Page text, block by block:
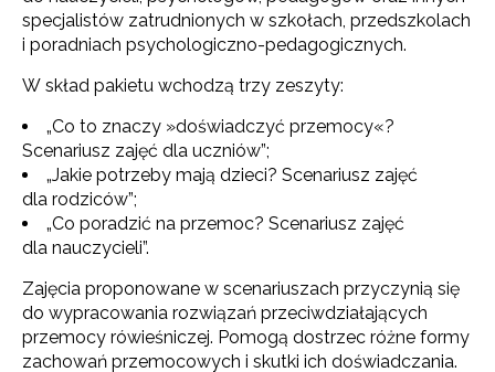
specjalistów zatrudnionych w szkołach, przedszkolach
i poradniach psychologiczno-pedagogicznych.
W skład pakietu wchodzą trzy zeszyty:
„Co to znaczy »doświadczyć przemocy«?
Scenariusz zajęć dla uczniów”;
„Jakie potrzeby mają dzieci? Scenariusz zajęć
dla rodziców”;
„Co poradzić na przemoc? Scenariusz zajęć
dla nauczycieli”.
Zajęcia proponowane w scenariuszach przyczynią się
do wypracowania rozwiązań przeciwdziałających
przemocy rówieśniczej. Pomogą dostrzec różne formy
zachowań przemocowych i skutki ich doświadczania.